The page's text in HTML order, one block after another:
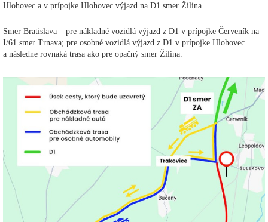
Hlohovec a v prípojke Hlohovec výjazd na D1 smer Žilina.
Smer Bratislava – pre nákladné vozidlá výjazd z D1 v prípojke Červeník na
I/61 smer Trnava; pre osobné vozidlá výjazd z D1 v prípojke Hlohovec
a následne rovnaká trasa ako pre opačný smer Žilina.